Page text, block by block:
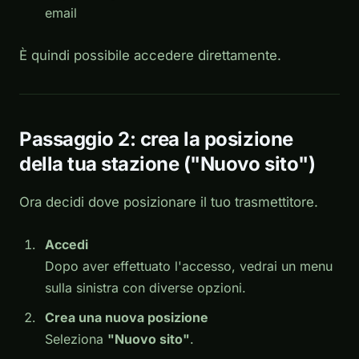
email
È quindi possibile accedere direttamente.
Passaggio 2: crea la posizione
della tua stazione ("Nuovo sito")
Ora decidi dove posizionare il tuo trasmettitore.
Accedi
Dopo aver effettuato l'accesso, vedrai un menu
sulla sinistra con diverse opzioni.
Crea una nuova posizione
Seleziona "Nuovo sito".